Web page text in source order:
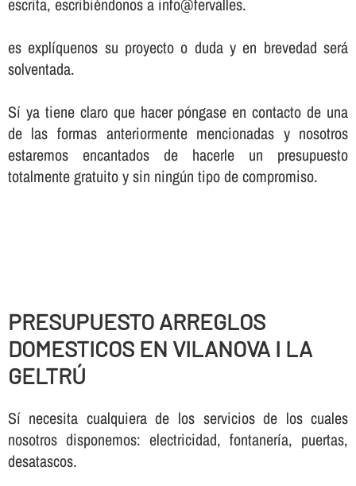
escrita, escribiéndonos a info@fervalles.
es explíquenos su proyecto o duda y en brevedad será
solventada.
Sí ya tiene claro que hacer póngase en contacto de una
de las formas anteriormente mencionadas y nosotros
estaremos encantados de hacerle un presupuesto
totalmente gratuito y sin ningún tipo de compromiso.
PRESUPUESTO ARREGLOS
DOMESTICOS EN VILANOVA I LA
GELTRÚ
Sí necesita cualquiera de los servicios de los cuales
nosotros disponemos: electricidad, fontanería, puertas,
desatascos.